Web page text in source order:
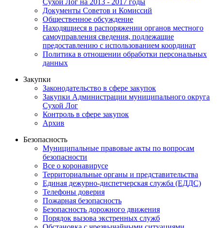
Документы Советов и Комиссий
Общественное обсуждение
Находящиеся в распоряжении органов местного
самоуправления сведения, подлежащие
предоставлению с использованием координат
Политика в отношении обработки персональных
данных
Закупки
Законодательство в сфере закупок
Закупки Администрации муниципального округа
Сухой Лог
Контроль в сфере закупок
Архив
Безопасность
Муниципальные правовые акты по вопросам
безопасности
Все о коронавирусе
Территориальные органы и представительства
Единая дежурно-диспетчерская служба (ЕДДС)
Телефоны доверия
Пожарная безопасность
Безопасность дорожного движения
Порядок вызова экстренных служб